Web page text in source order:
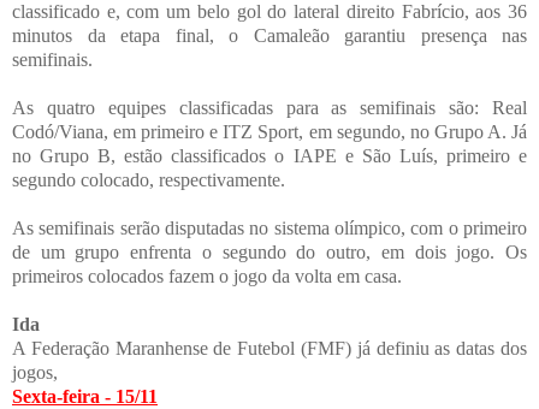
classificado e, com um belo gol do lateral direito Fabrício, aos 36
minutos da etapa final, o Camaleão garantiu presença nas
semifinais.
As quatro equipes classificadas para as semifinais são: Real
Codó/Viana, em primeiro e ITZ Sport, em segundo, no Grupo A. Já
no Grupo B, estão classificados o IAPE e São Luís, primeiro e
segundo colocado, respectivamente.
As semifinais serão disputadas no sistema olímpico, com o primeiro
de um grupo enfrenta o segundo do outro, em dois jogo. Os
primeiros colocados fazem o jogo da volta em casa.
Ida
A Federação Maranhense de Futebol (FMF) já definiu as datas dos
jogos,
Sexta-feira - 15/11